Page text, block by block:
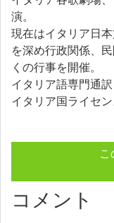
演。
現在はイタリア日
を深め行政関係、
くの行事を開催。
イタリア語専門通訳
イタリア国ライセン
こ
コメント